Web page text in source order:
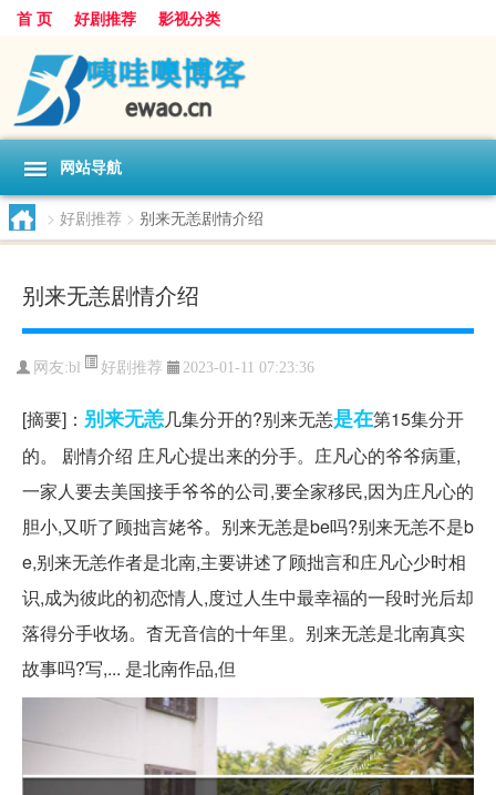
首 页 好剧推荐 影视分类
网站导航
> 好剧推荐 > 别来无恙剧情介绍
别来无恙剧情介绍
网友:bl 好剧推荐 2023-01-11 07:23:36
[摘要]： 别来无恙几集分开的?别来无恙是在第15集分开
的。 剧情介绍 庄凡心提出来的分手。庄凡心的爷爷病重,
一家人要去美国接手爷爷的公司,要全家移民,因为庄凡心的
胆小,又听了顾拙言姥爷。别来无恙是be吗?别来无恙不是b
e,别来无恙作者是北南,主要讲述了顾拙言和庄凡心少时相
识,成为彼此的初恋情人,度过人生中最幸福的一段时光后却
落得分手收场。杳无音信的十年里。别来无恙是北南真实
故事吗?写,... 是北南作品,但